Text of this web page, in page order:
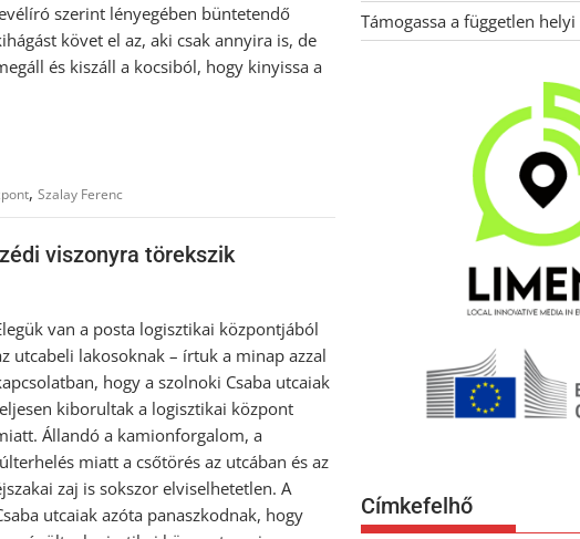
szerint lényegében büntetendő
követ el az, aki csak annyira is, de
és kiszáll a kocsiból, hogy kinyissa a
, Szalay Ferenc
viszonyra törekszik
van a posta logisztikai központjából
utcabeli lakosoknak – írtuk a minap azzal
hogy a szolnoki Csaba utcaiak
kiborultak a logisztikai központ
Állandó a kamionforgalom, a
miatt a csőtörés az utcában és az
zaj is sokszor elviselhetetlen. A
utcaiak azóta panaszkodnak, hogy
Támogassa a független
Címkefelhő